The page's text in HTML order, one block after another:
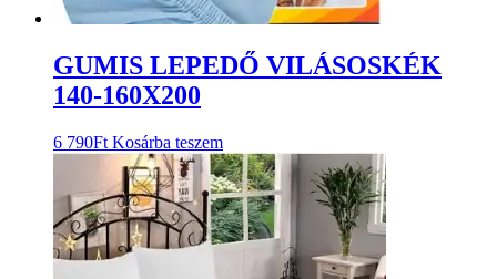
GUMIS LEPEDŐ VILÁSOSKÉK
140-160X200
6 790Ft Kosárba teszem